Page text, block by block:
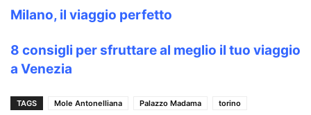
Milano, il viaggio perfetto
8 consigli per sfruttare al meglio il tuo viaggio
a Venezia
TAGS Mole Antonelliana Palazzo Madama torino